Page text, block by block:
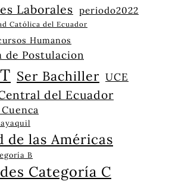
Laborales periodo2022
Católica del Ecuador
Humanos
de Postulacion
Ser Bachiller UCE
del Ecuador
de las Américas
B
Categoría C